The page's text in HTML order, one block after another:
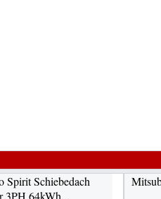
Spirit Schiebedach
3PH 64kWh...